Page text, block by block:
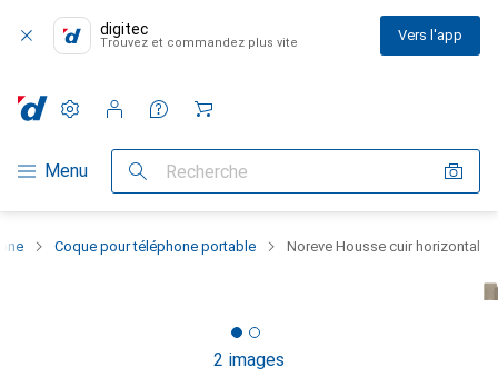
digitec
Trouvez et commandez plus vite Vers l'app
Navigation par catégorie
Menu Recherche
Paramètres
Compte client
Listes de comparaison
Listes d'envies
Panier
Coque pour téléphone portable Noreve Housse cuir horizontal
2 images